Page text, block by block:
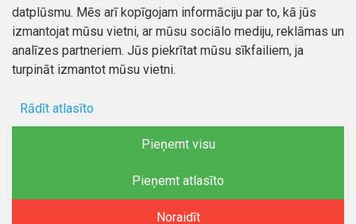
Pasūtījumi
aizsargātas
datplūsmu. Mēs arī kopīgojam informāciju par to, kā jūs
izmantojat mūsu vietni, ar mūsu sociālo mediju, reklāmas un
analīzes partneriem. Jūs piekrītat mūsu sīkfailiem, ja
turpināt izmantot mūsu vietni.
Rādīt atlasīto
Pieņemt visu
Pieņemt atlasīto
Noraidīt
FILTRĒT PRODUKTUS